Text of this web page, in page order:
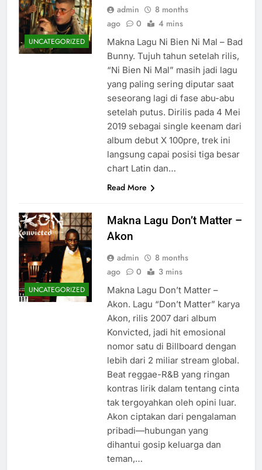
UNCATEGORIZED
admin
8 months
ago
0 4 mins
Makna Lagu Ni Bien Ni Mal – Bad
Bunny. Tujuh tahun setelah rilis,
“Ni Bien Ni Mal” masih jadi lagu
yang paling sering diputar saat
seseorang lagi di fase abu-abu
setelah putus. Dirilis pada 4 Mei
2019 sebagai single keenam dari
album debut X 100pre, trek ini
langsung capai posisi tiga besar
chart Latin dan…
Read More
UNCATEGORIZED
Makna Lagu Don’t Matter –
Akon
admin
8 months
ago
0 3 mins
Makna Lagu Don’t Matter –
Akon. Lagu “Don’t Matter” karya
Akon, rilis 2007 dari album
Konvicted, jadi hit emosional
nomor satu di Billboard dengan
lebih dari 2 miliar stream global.
Beat reggae-R&B yang ringan
kontras lirik dalam tentang cinta
tak tergoyahkan oleh opini luar.
Akon ciptakan dari pengalaman
pribadi—hubungan yang
dihantui gosip keluarga dan
teman,…